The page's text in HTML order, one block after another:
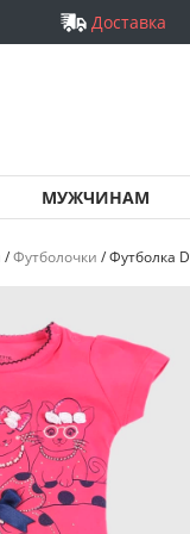
Доставка
МУЖЧИНАМ
/Футболочки /Футболка